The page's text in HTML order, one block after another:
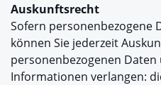
Auskunftsrecht
Sofern personenbezogene
können Sie jederzeit
personenbezogenen
Informationen verlangen: